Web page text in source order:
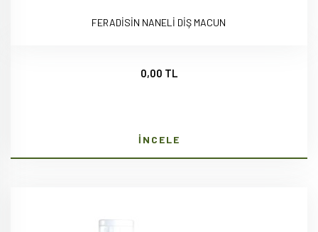
FERADİSİN NANELİ DİŞ MACUN
0,00 TL
İNCELE